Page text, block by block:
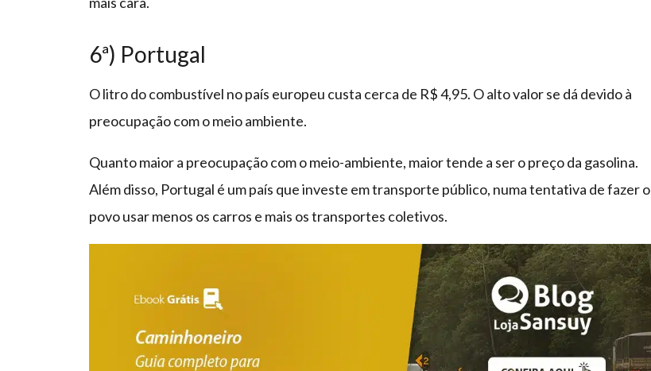
6ª) Portugal
O litro do combustível no país europeu custa cerca de R$ 4,95. O alto valor se dá devido à
preocupação com o meio ambiente.
Quanto maior a preocupação com o meio-ambiente, maior tende a ser o preço da gasolina.
Além disso, Portugal é um país que investe em transporte público, numa tentativa de fazer o
povo usar menos os carros e mais os transportes coletivos.